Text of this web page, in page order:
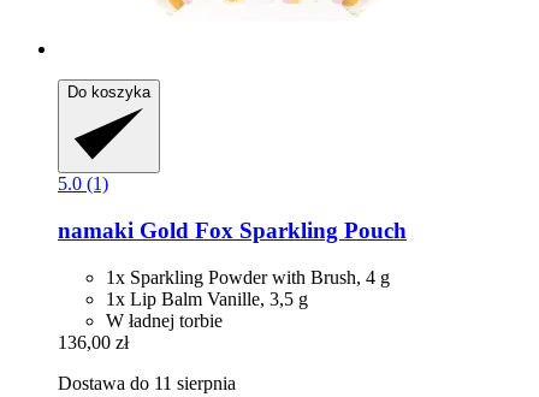
Do koszyka
5.0 (1)
namaki Gold Fox Sparkling Pouch
1x Sparkling Powder with Brush, 4 g
1x Lip Balm Vanille, 3,5 g
W ładnej torbie
136,00 zł
Dostawa do 11 sierpnia